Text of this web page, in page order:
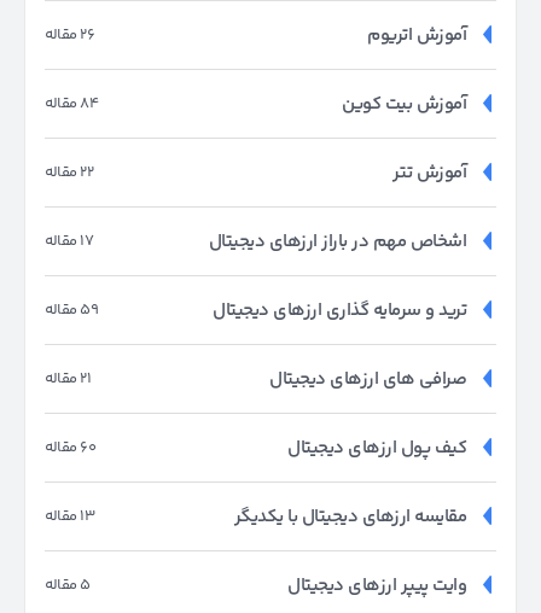
26 مقاله آموزش اتریوم
84 مقاله آموزش بیت کوین
22 مقاله آموزش تتر
17 مقاله اشخاص مهم در باراز ارزهای دیجیتال
59 مقاله ترید و سرمایه گذاری ارزهای دیجیتال
21 مقاله صرافی های ارزهای دیجیتال
60 مقاله کیف پول ارزهای دیجیتال
13 مقاله مقایسه ارزهای دیجیتال با یکدیگر
5 مقاله وایت پیپر ارزهای دیجیتال